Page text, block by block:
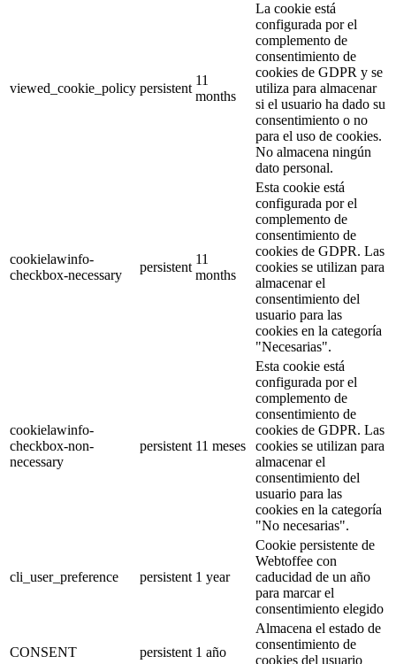
viewed_cookie_policy persistent
11
months
La cookie está
configurada por el
complemento de
consentimiento de
cookies de GDPR y se
utiliza para almacenar
si el usuario ha dado su
consentimiento o no
para el uso de cookies.
No almacena ningún
dato personal.
cookielawinfo-
checkbox-necessary
persistent
11
months
Esta cookie está
configurada por el
complemento de
consentimiento de
cookies de GDPR. Las
cookies se utilizan para
almacenar el
consentimiento del
usuario para las
cookies en la categoría
"Necesarias".
cookielawinfo-
checkbox-non-
necessary
persistent 11 meses
Esta cookie está
configurada por el
complemento de
consentimiento de
cookies de GDPR. Las
cookies se utilizan para
almacenar el
consentimiento del
usuario para las
cookies en la categoría
"No necesarias".
cli_user_preference persistent 1 year
Cookie persistente de
Webtoffee con
caducidad de un año
para marcar el
consentimiento elegido
CONSENT persistent 1 año
Almacena el estado de
consentimiento de
cookies del usuario